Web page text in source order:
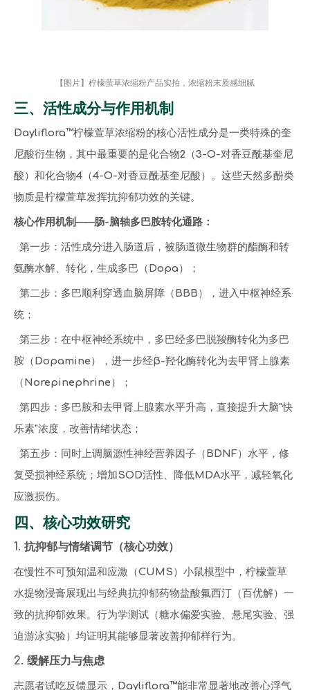
【图片】柠檬萤草浓缩粉产品实拍，浓缩粉末质感细腻
三、活性成分与作用机制
Dayliflora™柠檬萱草浓缩粉的核心活性成分是一类特殊的奎
尼酸衍生物，其中最重要的是化合物2（3-O-对香豆酰基奎尼
酸）和化合物4（4-O-对香豆酰基奎尼酸）。这些天然多酚类
物质是柠檬萱草发挥抗抑郁功效的关键。
核心作用机制——肠-脑轴多巴胺转化通路：
第一步：活性成分进入肠道后，被肠道微生物群的酯酶和转
氨酶水解、转化，生成多巴（Dopa）；
第二步：多巴顺利穿透血脑屏障（BBB），进入中枢神经系
统；
第三步：在中枢神经系统中，多巴经多巴脱羧酶转化为多巴
胺（Dopamine），进一步经β-羟化酶转化为去甲肾上腺素
（Norepinephrine）；
第四步：多巴胺和去甲肾上腺素水平升高，直接提升大脑"快
乐素"浓度，改善情绪状态；
第五步：同时上调脑源性神经营养因子（BDNF）水平，修
复受损神经系统；增加SOD活性、降低MDA水平，减轻氧化
应激损伤。
四、核心功效研究
1. 抗抑郁与情绪调节（核心功效）
在慢性不可预知温和应激（CUMS）小鼠模型中，柠檬萱草
水提物浸膏展现出与经典抗抑郁药物盐酸氟西汀（百优解）一
致的抗抑郁效果。行为学测试（糖水偏爱实验、悬尾实验、强
迫游泳实验）均证明其能够显著改善抑郁样行为。
2. 缓解压力与焦虑
志愿者试吃反馈显示，Dayliflora™能非常显著地改善心浮气